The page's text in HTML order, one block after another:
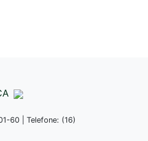
60 | Telefone: (16)